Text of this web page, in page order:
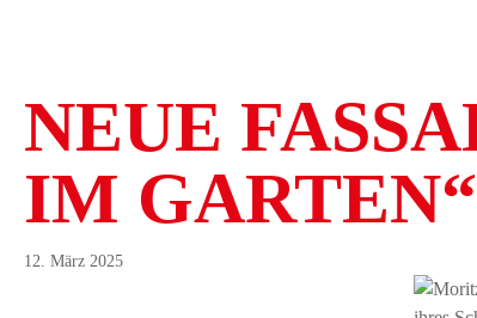
NEUE
IM GARTEN“
12. März 2025